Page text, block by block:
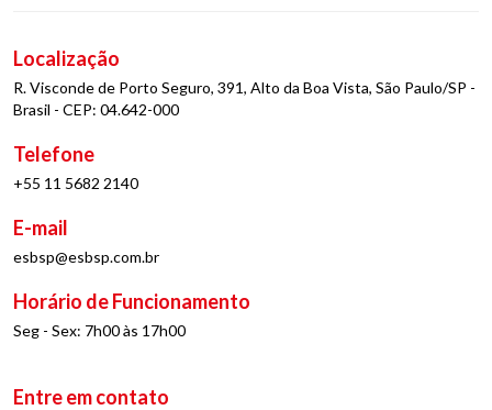
Localização
R. Visconde de Porto Seguro, 391, Alto da Boa Vista, São Paulo/SP -
Brasil - CEP: 04.642-000
Telefone
+55 11 5682 2140
E-mail
esbsp@esbsp.com.br
Horário de Funcionamento
Seg - Sex: 7h00 às 17h00
Entre em contato